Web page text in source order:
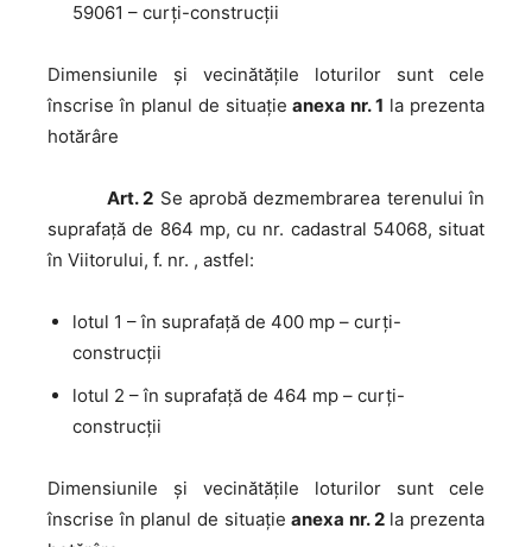
59061 – curţi-construcţii
Dimensiunile şi vecinătăţile loturilor sunt cele
înscrise în planul de situaţieanexa nr. 1 la prezenta
hotărâre
Art. 2 Se aprobă dezmembrarea terenului în
suprafaţă de 864 mp, cu nr. cadastral 54068, situat
în Viitorului, f. nr. , astfel:
lotul 1 – în suprafaţă de 400 mp – curți-
construcții
lotul 2 – în suprafaţă de 464 mp – curţi-
construcţii
Dimensiunile şi vecinătăţile loturilor sunt cele
înscrise în planul de situaţieanexa nr. 2la prezenta